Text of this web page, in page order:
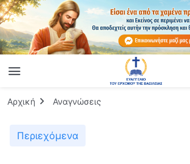
Αρχική Αναγνώσεις
Περιεχόμενα